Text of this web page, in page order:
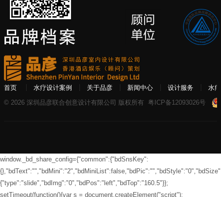
首页 水疗设计案例 关于品彦 新闻中心 设计服务
水
© 2026 深圳品彦联合创意设计有限公司 版权所有 粤ICP备12093026号
window._bd_share_config={"common":{"bdSnsKey":
{"type":"slide","bdImg":"0","bdPos":"left","bdTop":"160.5"}};
setTimeout(function(){var s = document.createElement("script");